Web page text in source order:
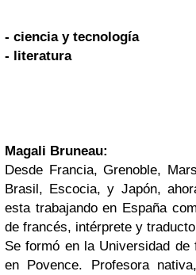
- ciencia y tecnología
- literatura
Magali Bruneau:
Desde Francia, Grenoble,
Brasil, Escocia, y Japón,
esta trabajando en España
de francés, intérprete y
Se formó en la Universidad
en Povence. Profesora